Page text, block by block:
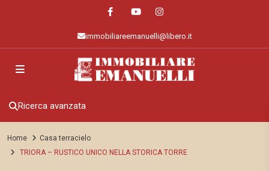
immobiliareemanuelli@libero.it
Ricerca avanzata
Home
Casa terracielo
TRIORA – RUSTICO UNICO NELLA STORICA TORRE